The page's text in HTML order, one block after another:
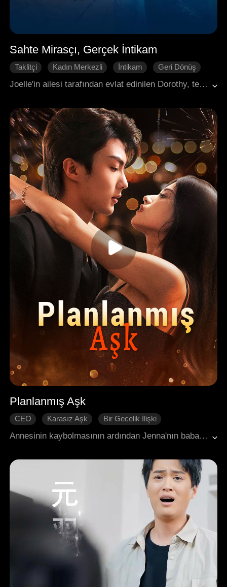
Sahte Mirasçı, Gerçek İntikam
Taklitçi Kadın Merkezli İntikam
Geri Dönüş
Joelle'in ailesi tarafından evlat edinilen Dorothy, tecavüze uğradığı sırrını saklamak ve seçkin öz ailesine dönmek için onları öldürdü. Joelle hayatta kaldı, bir nişanla Dorothy'nin üvey erkek kardeşine soyunu kanıtladı ve intikam almak için mirasçı kimliğine büründü.
Planlanmış Aşk
CEO Karasız Aşk
Bir Gecelik İlişki
Annesinin kaybolmasının ardından Jenna'nın babası, Harris ailesine şoför oldu ve trajik ölümünün ardından, böylece Jenna, Harris ailesi tarafından evlat edinildi. Ailenin ikinci oğlu Louis ile görünüşte tesadüfi bir karşılaşma, aslında hesaplanmış bir baştan çıkarmaydı. Görünüşte gelişigüzel bir ilişki olarak başlayan şey, aslında onun uzun süredir devam eden bir planıydı ve onun baskın etkisi altında, evlat edinilmesinin ardındaki gizli gerçek nihayet ortaya çıktı.